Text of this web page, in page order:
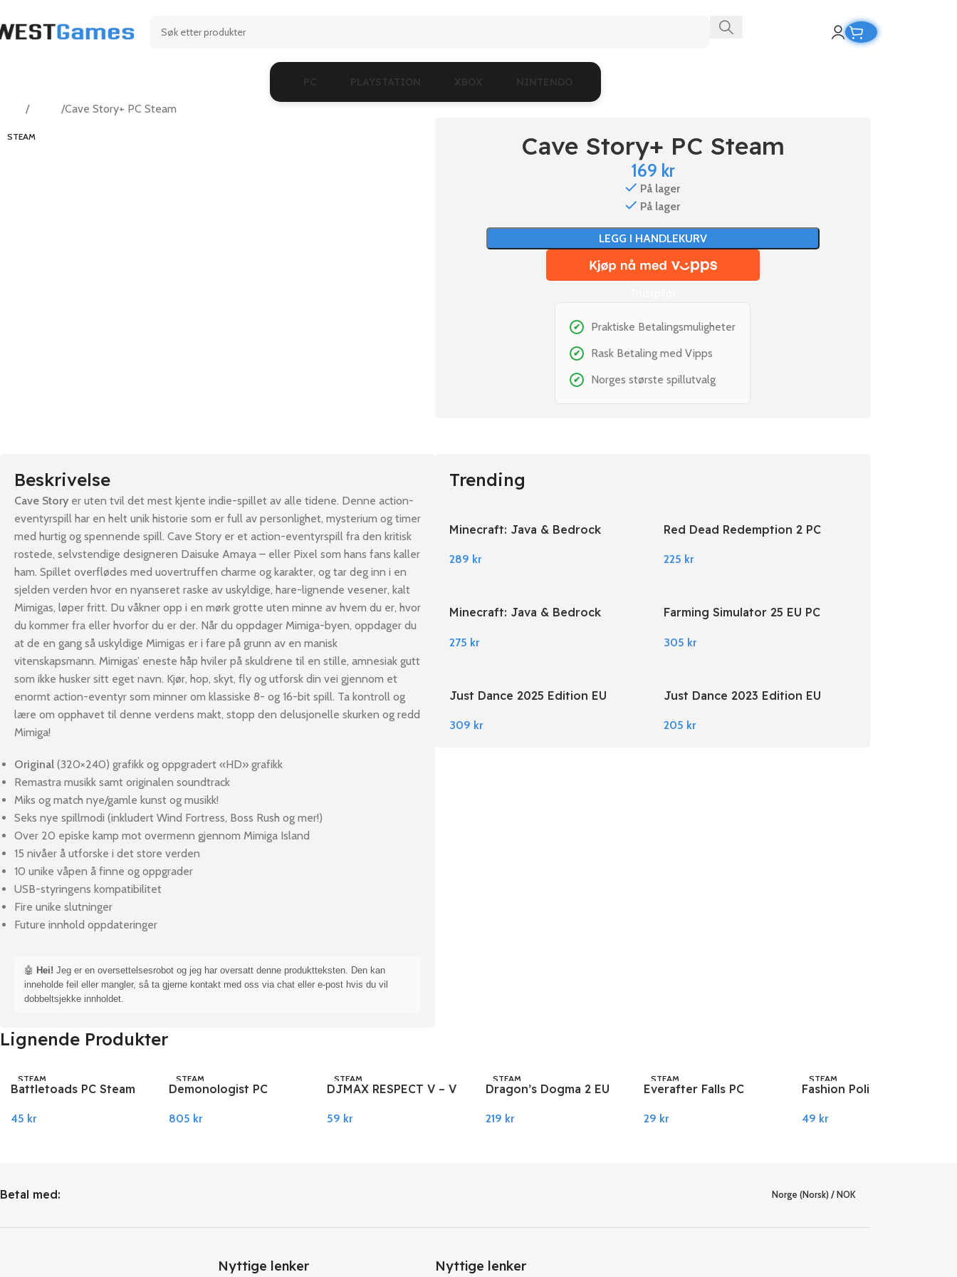
PC PLAYSTATION XBOX NINTENDO
Action Cave Story+ PC Steam
STEAM Cave Story+ PC Steam
169 kr
På lager
På lager
LEGG I HANDLEKURV
✔ Praktiske Betalingsmuligheter
✔ Rask Betaling med Vipps
✔ Norges største spillutvalg
Beskrivelse
Cave Story er uten tvil det mest kjente indie-spillet av alle tidene. Denne action-
eventyrspill har en helt unik historie som er full av personlighet, mysterium og timer
med hurtig og spennende spill. Cave Story er et action-eventyrspill fra den kritisk
rostede, selvstendige designeren Daisuke Amaya – eller Pixel som hans fans kaller
ham. Spillet overflødes med uovertruffen charme og karakter, og tar deg inn i en
sjelden verden hvor en nyanseret raske av uskyldige, hare-lignende vesener, kalt
Mimigas, løper fritt. Du våkner opp i en mørk grotte uten minne av hvem du er, hvor
du kommer fra eller hvorfor du er der. Når du oppdager Mimiga-byen, oppdager du
at de en gang så uskyldige Mimigas er i fare på grunn av en manisk
vitenskapsmann. Mimigas’ eneste håp hviler på skuldrene til en stille, amnesiak gutt
som ikke husker sitt eget navn. Kjør, hop, skyt, fly og utforsk din vei gjennom et
enormt action-eventyr som minner om klassiske 8- og 16-bit spill. Ta kontroll og
lære om opphavet til denne verdens makt, stopp den delusjonelle skurken og redd
Mimiga!
Original (320×240) grafikk og oppgradert «HD» grafikk
Remastra musikk samt originalen soundtrack
Miks og match nye/gamle kunst og musikk!
Seks nye spillmodi (inkludert Wind Fortress, Boss Rush og mer!)
Over 20 episke kamp mot overmenn gjennom Mimiga Island
15 nivåer å utforske i det store verden
10 unike våpen å finne og oppgrader
USB-styringens kompatibilitet
Fire unike slutninger
Future innhold oppdateringer
🤖 Hei! Jeg er en oversettelsesrobot og jeg har oversatt denne produktteksten. Den kan
inneholde feil eller mangler, så ta gjerne kontakt med oss via chat eller e-post hvis du vil
dobbeltsjekke innholdet.
Trending
Minecraft: Java & Bedrock
289 kr
Red Dead Redemption 2 PC
225 kr
Minecraft: Java & Bedrock
275 kr
Farming Simulator 25 EU PC
305 kr
Just Dance 2025 Edition EU
309 kr
Just Dance 2023 Edition EU
205 kr
Lignende Produkter
STEAM
Battletoads PC Steam
45 kr
STEAM
Demonologist PC
805 kr
STEAM
DJMAX RESPECT V – V
DLC PC Steam
59 kr
STEAM
Dragon’s Dogma 2 EU
219 kr
STEAM
Everafter Falls PC
29 kr
STEAM
Fashion Police Squad
49 kr
Betal med: Norge (Norsk) / NOK
Nyttige lenker Nyttige lenker